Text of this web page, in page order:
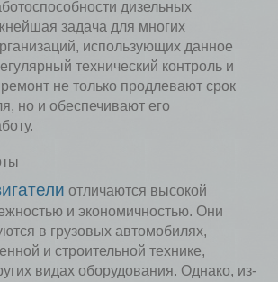
дизельных
задача для многих
использующих данное
технический контроль и
не только продлевают срок
но и обеспечивают его
отличаются высокой
и экономичностью. Они
в грузовых автомобилях,
и строительной технике,
видах оборудования. Однако, из-